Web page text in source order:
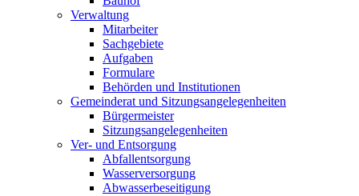
Verwaltung
Mitarbeiter
Sachgebiete
Aufgaben
Formulare
Behörden und Institutionen
Gemeinderat und Sitzungsangelegenheiten
Bürgermeister
Sitzungsangelegenheiten
Ver- und Entsorgung
Abfallentsorgung
Wasserversorgung
Abwasserbeseitigung